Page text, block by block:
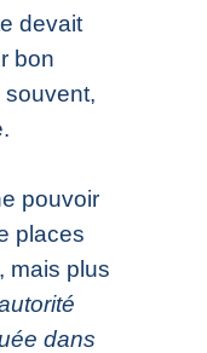
devait
bon
souvent,
pouvoir
places
mais plus
dans